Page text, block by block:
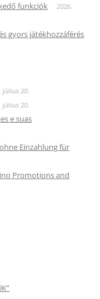
funkciók
2026.
gyors játékhozzáférés
július 20.
július 20.
e suas
Einzahlung für
Promotions and